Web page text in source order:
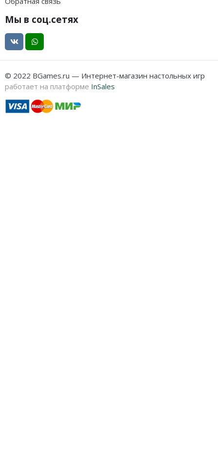
Мы в соц.сетях
© 2022 BGames.ru — Интернет-магазин настольных игр
работает на платформе InSales